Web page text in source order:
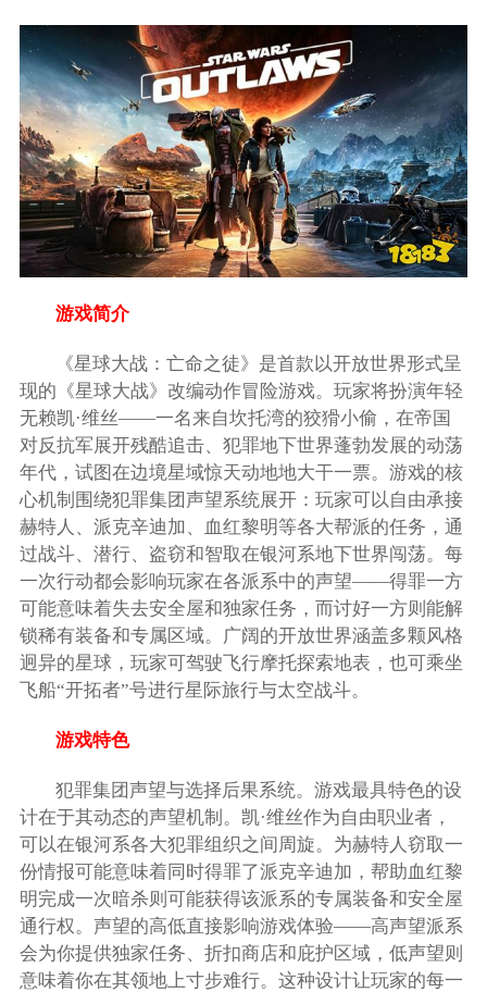
游戏简介
《星球大战：亡命之徒》是首款以开放世界形式呈
现的《星球大战》改编动作冒险游戏。玩家将扮演年轻
无赖凯·维丝——一名来自坎托湾的狡猾小偷，在帝国
对反抗军展开残酷追击、犯罪地下世界蓬勃发展的动荡
年代，试图在边境星域惊天动地地大干一票。游戏的核
心机制围绕犯罪集团声望系统展开：玩家可以自由承接
赫特人、派克辛迪加、血红黎明等各大帮派的任务，通
过战斗、潜行、盗窃和智取在银河系地下世界闯荡。每
一次行动都会影响玩家在各派系中的声望——得罪一方
可能意味着失去安全屋和独家任务，而讨好一方则能解
锁稀有装备和专属区域。广阔的开放世界涵盖多颗风格
迥异的星球，玩家可驾驶飞行摩托探索地表，也可乘坐
飞船“开拓者”号进行星际旅行与太空战斗。
游戏特色
犯罪集团声望与选择后果系统。游戏最具特色的设
计在于其动态的声望机制。凯·维丝作为自由职业者，
可以在银河系各大犯罪组织之间周旋。为赫特人窃取一
份情报可能意味着同时得罪了派克辛迪加，帮助血红黎
明完成一次暗杀则可能获得该派系的专属装备和安全屋
通行权。声望的高低直接影响游戏体验——高声望派系
会为你提供独家任务、折扣商店和庇护区域，低声望则
意味着你在其领地上寸步难行。这种设计让玩家的每一